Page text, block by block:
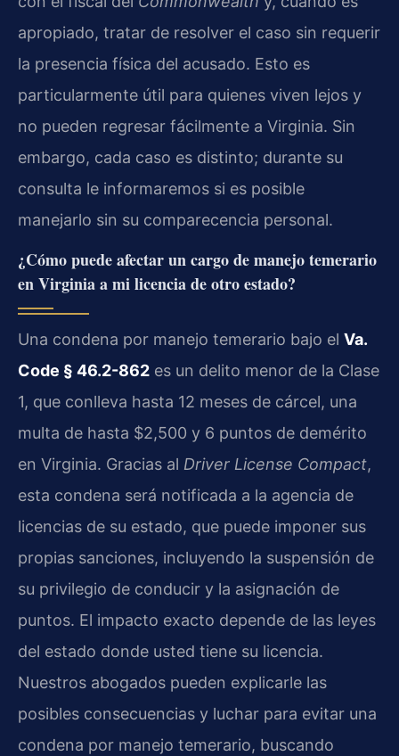
apropiado, tratar de resolver el caso sin requerir
la presencia física del acusado. Esto es
particularmente útil para quienes viven lejos y
no pueden regresar fácilmente a Virginia. Sin
embargo, cada caso es distinto; durante su
consulta le informaremos si es posible
manejarlo sin su comparecencia personal.
¿Cómo puede afectar un cargo de manejo temerario
en Virginia a mi licencia de otro estado?
Una condena por manejo temerario bajo el Va.
Code § 46.2-862 es un delito menor de la Clase
1, que conlleva hasta 12 meses de cárcel, una
multa de hasta $2,500 y 6 puntos de demérito
en Virginia. Gracias al Driver License Compact,
esta condena será notificada a la agencia de
licencias de su estado, que puede imponer sus
propias sanciones, incluyendo la suspensión de
su privilegio de conducir y la asignación de
puntos. El impacto exacto depende de las leyes
del estado donde usted tiene su licencia.
Nuestros abogados pueden explicarle las
posibles consecuencias y luchar para evitar una
condena por manejo temerario, buscando